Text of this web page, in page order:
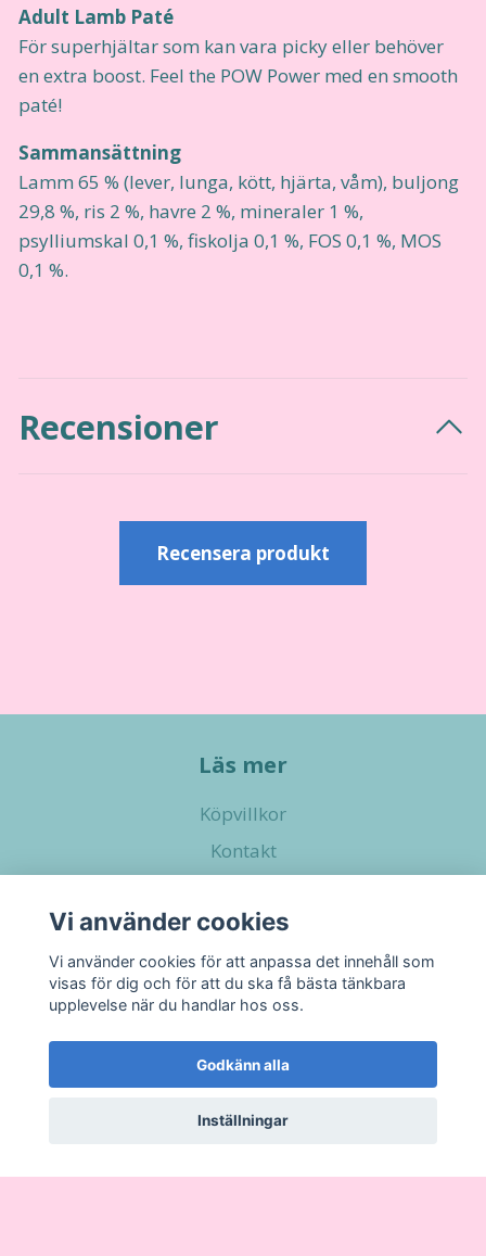
Adult Lamb Paté
För superhjältar som kan vara picky eller behöver
en extra boost. Feel the POW Power med en smooth
paté!
Sammansättning
Lamm 65 % (lever, lunga, kött, hjärta, våm), buljong
29,8 %, ris 2 %, havre 2 %, mineraler 1 %,
psylliumskal 0,1 %, fiskolja 0,1 %, FOS 0,1 %, MOS
0,1 %.
Recensioner
Recensera produkt
Läs mer
Köpvillkor
Kontakt
Sociala medier
Vi använder cookies
Vi använder cookies för att anpassa det innehåll som
visas för dig och för att du ska få bästa tänkbara
upplevelse när du handlar hos oss.
Godkänn alla
Inställningar